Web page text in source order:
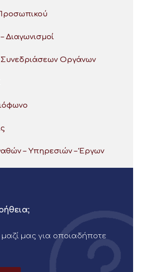
Διαγωνισμοί
Οργάνων
– Υπηρεσιών – Έργων
μαζί μας για οποιαδήποτε